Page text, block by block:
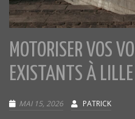
MOTORISER VOS
EXISTANTS À LILLE
MAI 15, 2026 PATRICK